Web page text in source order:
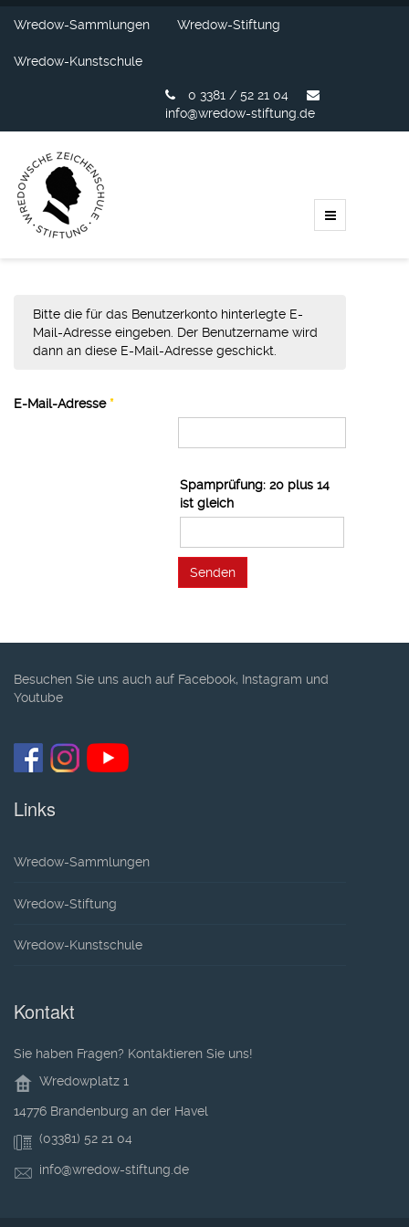
Wredow-Sammlungen Wredow-Stiftung
Wredow-Kunstschule
0 3381 / 52 21 04
info@wredow-stiftung.de
Bitte die für das Benutzerkonto hinterlegte E-
Mail-Adresse eingeben. Der Benutzername wird
dann an diese E-Mail-Adresse geschickt.
E-Mail-Adresse*
Spamprüfung: 20 plus 14
ist gleich
Senden
Besuchen Sie uns auch auf Facebook, Instagram und
Youtube
Links
Wredow-Sammlungen
Wredow-Stiftung
Wredow-Kunstschule
Kontakt
Sie haben Fragen? Kontaktieren Sie uns!
Wredowplatz 1
14776 Brandenburg an der Havel
(03381) 52 21 04
info@wredow-stiftung.de